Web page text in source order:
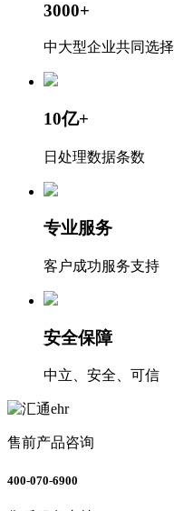
3000+
中大型企业共同选择
10亿+
日处理数据条数
专业服务
客户成功服务支持
安全保障
中立、安全、可信
售前产品咨询
400-070-6900